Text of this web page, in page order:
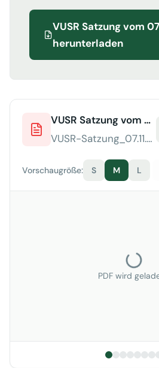
VUSR Satzung vom
herunterladen
VUSR Satzung vom 07.11.2025
VUSR-Satzung_07.11.2025.pdf
Vorschaugröße: S M L
PDF wird